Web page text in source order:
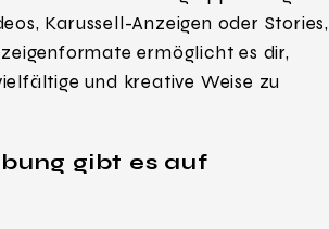
Karussell-Anzeigen oder Stories,
ermöglicht es dir,
und kreative Weise zu
gibt es auf